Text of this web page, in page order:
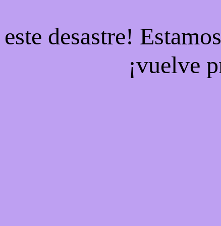
desastre!
¡vuelve